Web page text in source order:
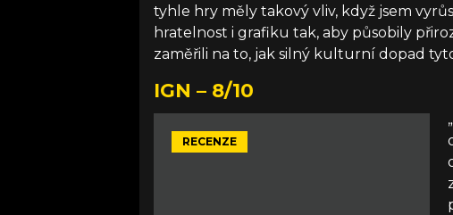
tyhle hry měly takový vliv, když jsem
hratelnost i grafiku tak, aby působily
zaměřili na to, jak silný kulturní dopad
IGN – 8/10
RECENZE